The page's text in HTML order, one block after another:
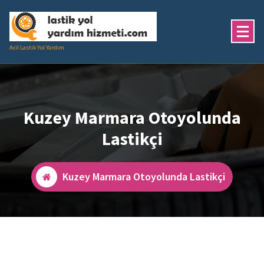
geç
Acil Lastik Yol Yardım
Kuzey Marmara Otoyolunda
Lastikçi
Kuzey Marmara Otoyolunda Lastikçi